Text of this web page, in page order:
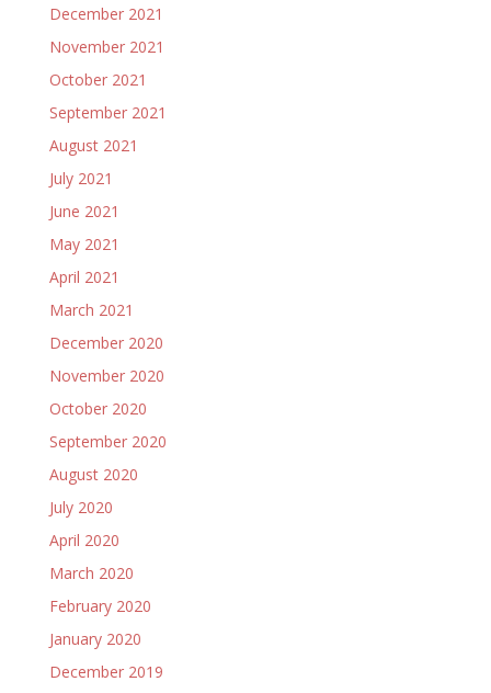
December 2021
November 2021
October 2021
September 2021
August 2021
July 2021
June 2021
May 2021
April 2021
March 2021
December 2020
November 2020
October 2020
September 2020
August 2020
July 2020
April 2020
March 2020
February 2020
January 2020
December 2019